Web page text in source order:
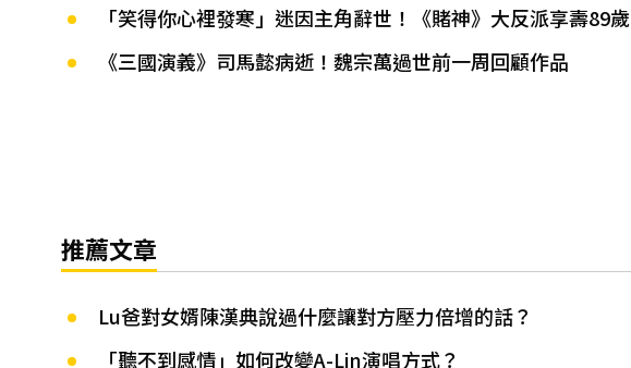
「笑得你心裡發寒」迷因主角辭世！《賭神》大反派享壽89歲
《三國演義》司馬懿病逝！魏宗萬過世前一周回顧作品
推薦文章
Lu爸對女婿陳漢典說過什麼讓對方壓力倍增的話？
「聽不到感情」如何改變A-Lin演唱方式？